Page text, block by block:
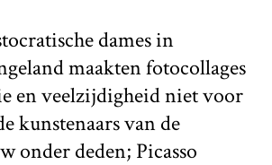
dames in
maakten fotocollages
en veelzijdigheid niet voor
kunstenaars van de
onder deden; Picasso